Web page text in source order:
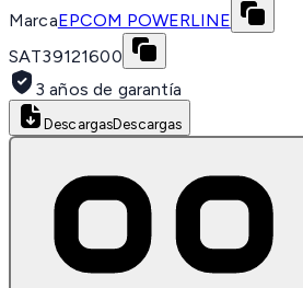
MarcaEPCOM POWERLINE
SAT39121600
3 años de garantía
DescargasDescargas